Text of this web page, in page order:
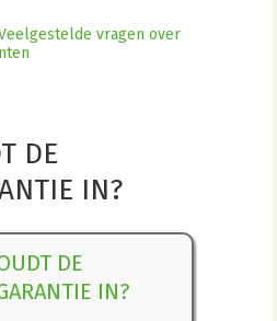
vragen over
DE
IN?
DE
IN?